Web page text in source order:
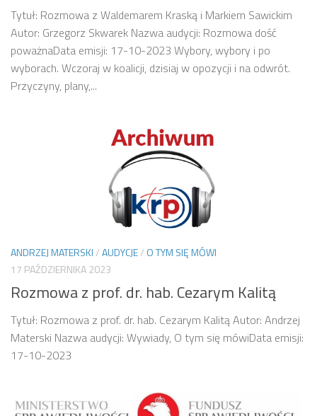
Tytuł: Rozmowa z Waldemarem Kraską i Markiem Sawickim
Autor: Grzegorz Skwarek Nazwa audycji: Rozmowa dość
poważnaData emisji: 17-10-2023 Wybory, wybory i po
wyborach. Wczoraj w koalicji, dzisiaj w opozycji i na odwrót.
Przyczyny, plany,...
ANDRZEJ MATERSKI/AUDYCJE/ O TYM SIĘ MÓWI
17 PAŹDZIERNIKA 2023
Rozmowa z prof. dr. hab. Cezarym Kalitą
Tytuł: Rozmowa z prof. dr. hab. Cezarym Kalitą Autor: Andrzej
Materski Nazwa audycji: Wywiady, O tym się mówiData emisji:
17-10-2023